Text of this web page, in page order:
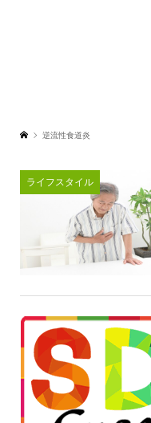
逆流性食道炎
ライフスタイル